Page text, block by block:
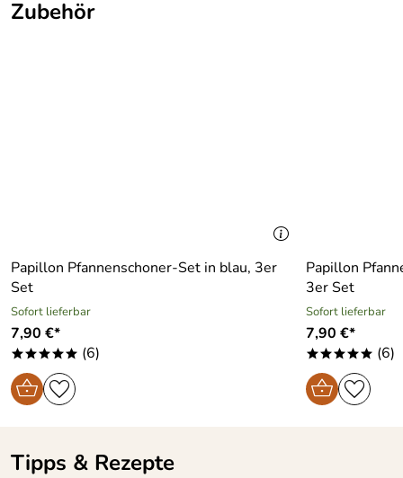
Rainer
*****
Zubehör
Papillon Pfannenschoner-Set in blau, 3er
Set
Sofort lieferbar
7,90 €*
***** (6)
Papillon
3er Set
Sofort lieferbar
7,90 €*
***** (6)
Tipps & Rezepte